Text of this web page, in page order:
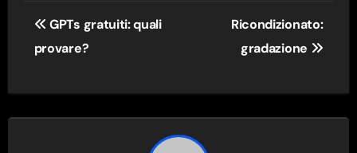
Navigazione
articoli
GPTs gratuiti: quali
provare?
Ricondizionato:
gradazione